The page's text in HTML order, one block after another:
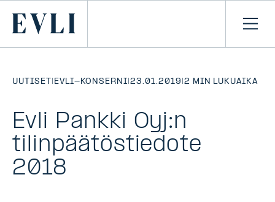
Primary
Avaa
UUTISET | EVLI-KONSERNI|23.01.2019 |2 MIN LUKUAIKA
Evli Pankki Oyj:n
tilinpäätöstiedote
2018